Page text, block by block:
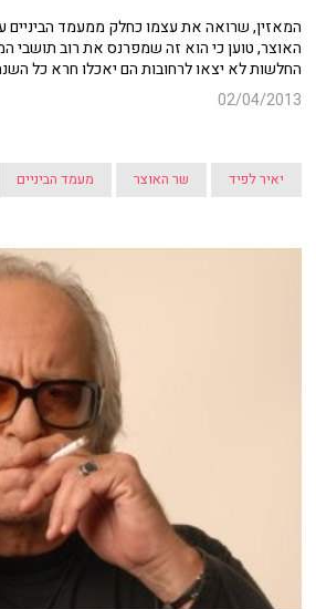
המאזין, שרואה את עצמו כחלק ממעמד
האוצר, טוען כי הוא זה שמפרנס את רוב תושבי
החלשות לא יצאו לרחובות הם יאכלו חרא כל
02/04/2013
יאיר לפיד שר האוצר מעמד הביניים